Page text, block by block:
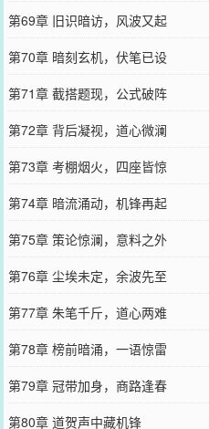
第69章 旧识暗访，风波又起
第70章 暗刻玄机，伏笔已设
第71章 截搭题现，公式破阵
第72章 背后凝视，道心微澜
第73章 考棚烟火，四座皆惊
第74章 暗流涌动，机锋再起
第75章 策论惊澜，意料之外
第76章 尘埃未定，余波先至
第77章 朱笔千斤，道心两难
第78章 榜前暗涌，一语惊雷
第79章 冠带加身，商路逢春
第80章 道贺声中藏机锋